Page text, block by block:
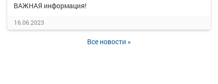
ВАЖНАЯ информация!
16.06.2023
Все новости »